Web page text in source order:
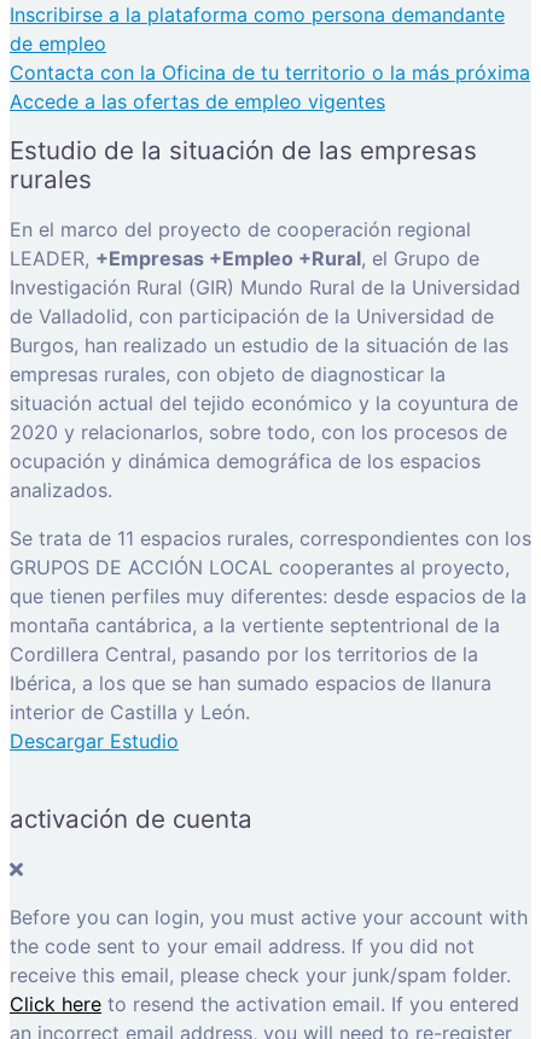
Inscribirse a la plataforma como persona demandante
de empleo
Contacta con la Oficina de tu territorio o la más próxima
Accede a las ofertas de empleo vigentes
Estudio de la situación de las empresas
rurales
En el marco del proyecto de cooperación regional
LEADER, +Empresas +Empleo +Rural, el Grupo de
Investigación Rural (GIR) Mundo Rural de la Universidad
de Valladolid, con participación de la Universidad de
Burgos, han realizado un estudio de la situación de las
empresas rurales, con objeto de diagnosticar la
situación actual del tejido económico y la coyuntura de
2020 y relacionarlos, sobre todo, con los procesos de
ocupación y dinámica demográfica de los espacios
analizados.
Se trata de 11 espacios rurales, correspondientes con los
GRUPOS DE ACCIÓN LOCAL cooperantes al proyecto,
que tienen perfiles muy diferentes: desde espacios de la
montaña cantábrica, a la vertiente septentrional de la
Cordillera Central, pasando por los territorios de la
Ibérica, a los que se han sumado espacios de llanura
interior de Castilla y León.
Descargar Estudio
activación de cuenta
Before you can login, you must active your account with
the code sent to your email address. If you did not
receive this email, please check your junk/spam folder.
Click here to resend the activation email. If you entered
an incorrect email address, you will need to re-register